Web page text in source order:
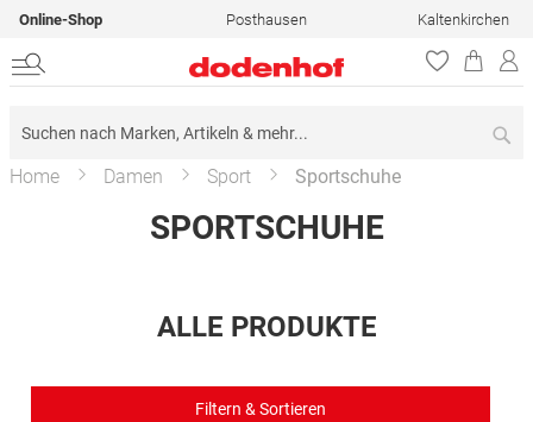
Online-Shop Posthausen Kaltenkirchen
Home Damen Sport Sportschuhe
SPORTSCHUHE
ALLE PRODUKTE
Filtern & Sortieren